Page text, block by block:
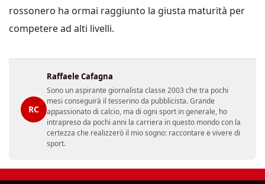
rossonero ha ormai raggiunto la giusta maturità per
competere ad alti livelli.
RC
Raffaele Cafagna
Sono un aspirante giornalista classe 2003 che tra pochi
mesi conseguirà il tesserino da pubblicista. Grande
appassionato di calcio, ma di ogni sport in generale, ho
intrapreso da pochi anni la carriera in questo mondo con la
certezza che realizzerò il mio sogno: raccontare e vivere di
sport.